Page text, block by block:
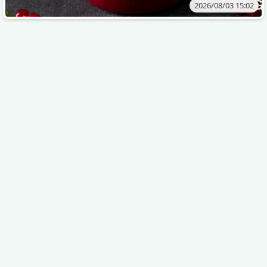
2026/08/03 15:02